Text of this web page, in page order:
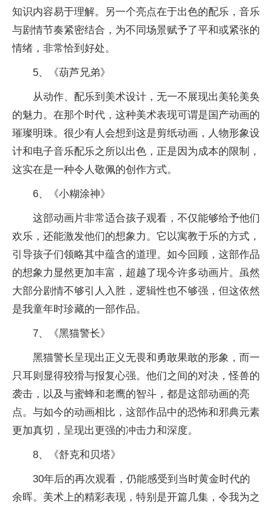
知识内容易于理解。另一个亮点在于出色的配乐，音乐
与剧情节奏紧密结合，为不同场景赋予了平和或紧张的
情绪，非常恰到好处。
5、《葫芦兄弟》
从动作、配乐到美术设计，无一不展现出美轮美奂
的魅力。在那个时代，这种美术表现可谓是国产动画的
璀璨明珠。很少有人会想到这是剪纸动画，人物形象设
计和电子音乐配乐之所以出色，正是因为成本的限制，
这实在是一种令人敬佩的创作方式。
6、《小糊涂神》
这部动画片非常适合孩子观看，不仅能够给予他们
欢乐，还能激发他们的想象力。它以寓教于乐的方式，
引导孩子们领略其中蕴含的道理。如今回顾，这部作品
的想象力显然更加丰富，超越了现今许多动画片。虽然
大部分剧情不够引人入胜，逻辑性也不够强，但这依然
是我童年时珍藏的一部作品。
7、《黑猫警长》
黑猫警长呈现出正义无畏和勇敢果敢的形象，而一
只耳则显得狡猾与报复心强。他们之间的对决，怪兽的
袭击，以及与蜜蜂和老鹰的智斗，都是这部动画的亮
点。与如今的动画相比，这部作品中的恐怖和邪典元素
更加真切，呈现出更强的冲击力和深度。
8、《舒克和贝塔》
30年后的再次观看，仍能感受到当时黄金时代的
余晖。美术上的精彩表现，特别是开篇几集，令我为之